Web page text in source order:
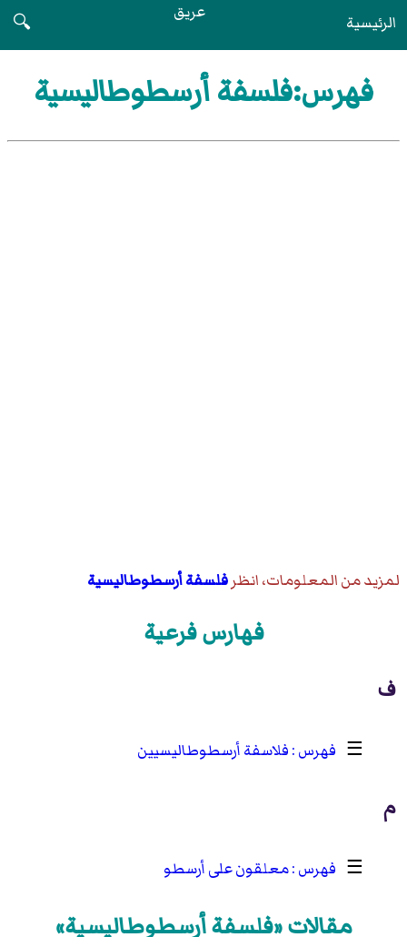
الرئيسية عريق
🔍
فهرس:فلسفة أرسطوطاليسية
لمزيد من المعلومات، انظرفلسفة أرسطوطاليسية
فهارس فرعية
ف
☰ فلاسفة أرسطوطاليسيين
م
☰ معلقون على أرسطو
مقالات «فلسفة أرسطوطاليسية»